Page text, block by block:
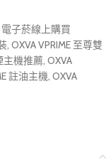
電子菸線上購買
, OXVA VPRIME 至尊雙
主機推薦, OXVA
註油主機, OXVA